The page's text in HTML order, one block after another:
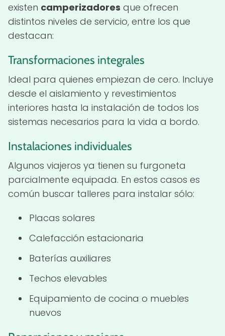
existen camperizadores que ofrecen
distintos niveles de servicio, entre los que
destacan:
Transformaciones integrales
Ideal para quienes empiezan de cero. Incluye
desde el aislamiento y revestimientos
interiores hasta la instalación de todos los
sistemas necesarios para la vida a bordo.
Instalaciones individuales
Algunos viajeros ya tienen su furgoneta
parcialmente equipada. En estos casos es
común buscar talleres para instalar sólo:
Placas solares
Calefacción estacionaria
Baterías auxiliares
Techos elevables
Equipamiento de cocina o muebles
nuevos